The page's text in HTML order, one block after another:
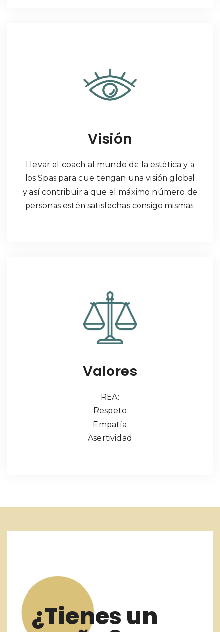
Visión
Llevar el coach al mundo de la estética y a
los Spas para que tengan una visión global
y así contribuir a que el máximo número de
personas estén satisfechas consigo mismas.
Valores
REA:
Respeto
Empatía
Asertividad
¿Tienes un